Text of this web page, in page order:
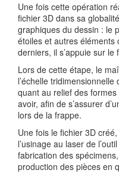
Une fois cette opération
fichier 3D dans sa
graphiques du dessin : le
étoiles et autres éléments
derniers, il s’appuie sur le
Lors de cette étape, le
l’échelle
quant au relief des
avoir, afin de s’assurer
lors de la frappe.
Une fois le fichier 3D
l’usinage au laser de
fabrication des
production des pièces en